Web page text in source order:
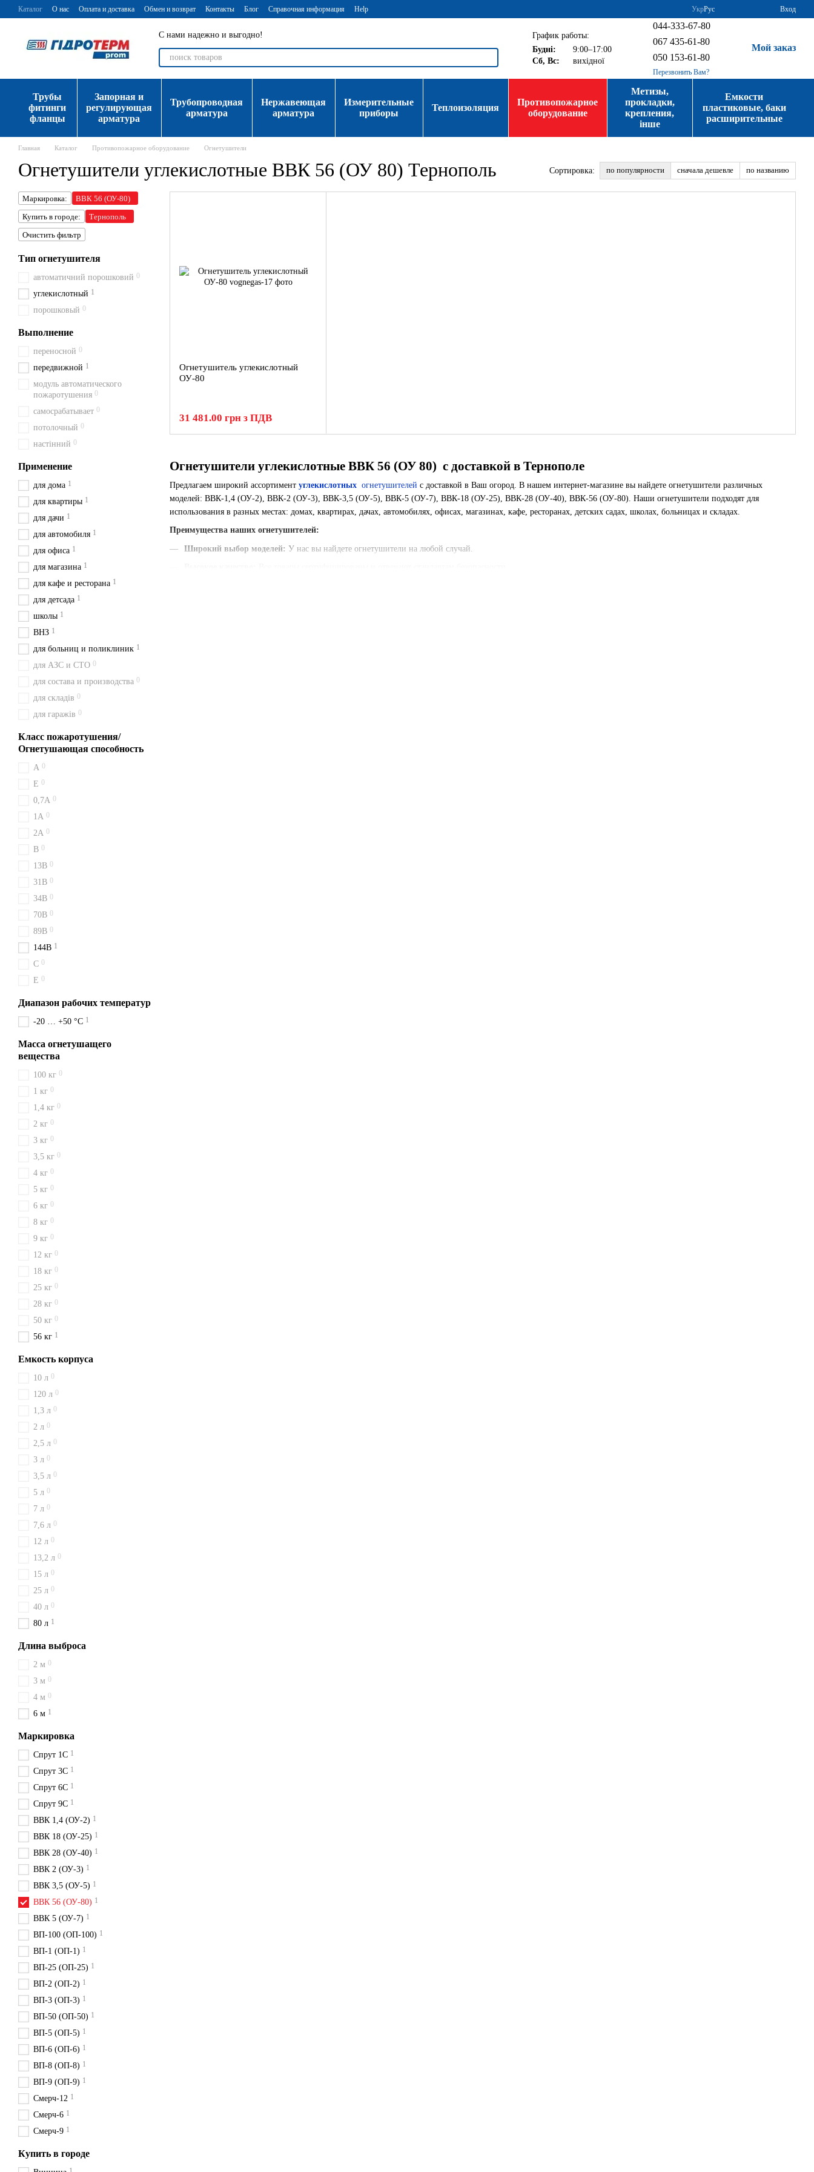
Перейти к основному контенту
Каталог О нас Оплата и доставка Обмен и возврат Контакты Блог Справочная информация Help УкрРус Вход
С нами надежно и выгодно!
График работы:
Будні:
9:00–17:00
Сб, Вс:
вихідної
044-333-67-80
067 435-61-80
050 153-61-80
Перезвонить Вам?
Мой заказ
Трубы
фитинги
фланцы
Запорная и
регулирующая
арматура
Трубопроводная
арматура
Нержавеющая
арматура
Измерительные
приборы
Теплоизоляция
Противопожарное
оборудование
Метизы,
прокладки,
крепления,
інше
Емкости
пластиковые, баки
расширительные
Главная Каталог Противопожарное оборудование Огнетушители
Огнетушители углекислотные ВВК 56 (ОУ 80) Тернополь Сортировка: по популярности сначала дешевле по названию
Огнетушители углекислотные ВВК 56 (ОУ 80) с доставкой в ​​Тернополе
Предлагаем широкий ассортимент углекислотных огнетушителей с доставкой в ​​Ваш огород. В нашем интернет-магазине вы найдете огнетушители различных
моделей: ВВК-1,4 (ОУ-2), ВВК-2 (ОУ-3), ВВК-3,5 (ОУ-5), ВВК-5 (ОУ-7), ВВК-18 (ОУ-25), ВВК-28 (ОУ-40), ВВК-56 (ОУ-80). Наши огнетушители подходят для
использования в разных местах: домах, квартирах, дачах, автомобилях, офисах, магазинах, кафе, ресторанах, детских садах, школах, больницах и складах.
Преимущества наших огнетушителей:
Широкий выбор моделей: У нас вы найдете огнетушители на любой случай.
Огнетушитель углекислотный
ОУ-80
31 481.00 грн з ПДВ
Маркировка:
ВВК 56 (ОУ-80)
Купить в городе:
Тернополь
Очистить фильтр
Тип огнетушителя
автоматичний порошковий 0
углекислотный 1
порошковый 0
Выполнение
переносной 0
передвижной 1
модуль автоматического
пожаротушения 0
самосрабатывает 0
потолочный 0
настінний 0
Применение
для дома 1
для квартиры 1
для дачи 1
для автомобиля 1
для офиса 1
для магазина 1
для кафе и ресторана 1
для детсада 1
школы 1
ВНЗ 1
для больниц и поликлиник 1
для АЗС и СТО 0
для состава и производства 0
для складів 0
для гаражів 0
Класс пожаротушения/
Огнетушающая способность
A 0
Е 0
0,7А 0
1A 0
2A 0
B 0
13B 0
31B 0
34B 0
70B 0
89B 0
144B 1
C 0
E 0
Диапазон рабочих температур
-20 … +50 °C 1
Масса огнетушащего
вещества
100 кг 0
1 кг 0
1,4 кг 0
2 кг 0
3 кг 0
3,5 кг 0
4 кг 0
5 кг 0
6 кг 0
8 кг 0
9 кг 0
12 кг 0
18 кг 0
25 кг 0
28 кг 0
50 кг 0
56 кг 1
Емкость корпуса
10 л 0
120 л 0
1,3 л 0
2 л 0
2,5 л 0
3 л 0
3,5 л 0
5 л 0
7 л 0
7,6 л 0
12 л 0
13,2 л 0
15 л 0
25 л 0
40 л 0
80 л 1
Длина выброса
2 м 0
3 м 0
4 м 0
6 м 1
Маркировка
Спрут 1С 1
Спрут 3С 1
Спрут 6С 1
Спрут 9С 1
ВВК 1,4 (ОУ-2) 1
ВВК 18 (ОУ-25) 1
ВВК 28 (ОУ-40) 1
ВВК 2 (ОУ-3) 1
ВВК 3,5 (ОУ-5) 1
ВВК 56 (ОУ-80) 1
ВВК 5 (ОУ-7) 1
ВП-100 (ОП-100) 1
ВП-1 (ОП-1) 1
ВП-25 (ОП-25) 1
ВП-2 (ОП-2) 1
ВП-3 (ОП-3) 1
ВП-50 (ОП-50) 1
ВП-5 (ОП-5) 1
ВП-6 (ОП-6) 1
ВП-8 (ОП-8) 1
ВП-9 (ОП-9) 1
Смерч-12 1
Смерч-6 1
Смерч-9 1
Купить в городе